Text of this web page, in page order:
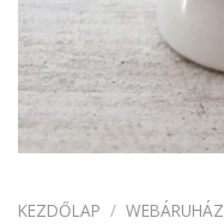
KEZDŐLAP / WEBÁRUHÁZ